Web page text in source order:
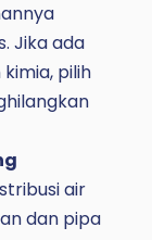
Jika ada
pilih
air
dan pipa